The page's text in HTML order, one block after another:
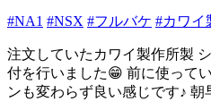
#NA1 #NSX #フルバケ #カワイ
注文していたカワイ製作所製
付を行いました😁 前に使って
ンも変わらず良い感じです♪ 朝